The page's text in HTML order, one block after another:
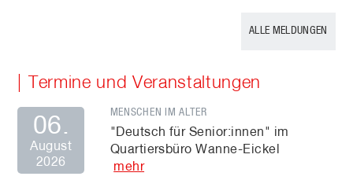
ALLE MELDUNGEN
Termine und Veranstaltungen
06.
August
2026
MENSCHEN IM ALTER
"Deutsch für Senior:innen" im
Quartiersbüro Wanne-Eickel
mehr